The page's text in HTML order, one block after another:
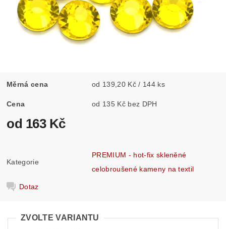
Měrná cena od 139,20 Kč / 144 ks
Cena od 135 Kč bez DPH
od 163 Kč
Kategorie
PREMIUM - hot-fix skleněné
celobroušené kameny na textil
Dotaz
ZVOLTE VARIANTU